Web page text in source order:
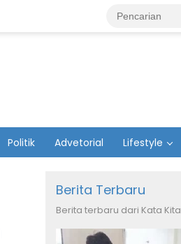
Politik Advetorial Lifestyle
Berita Terbaru
Berita terbaru dari Kata Kita